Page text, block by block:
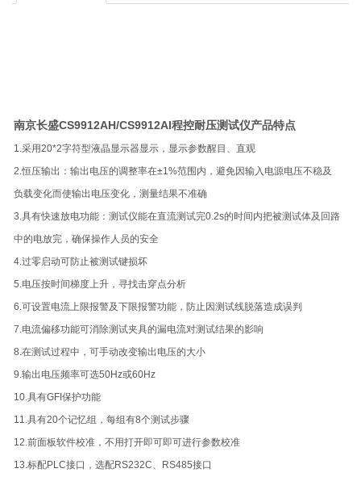
南京长盛CS9912AH/CS9912AI程控耐压测试仪产品特点
1.采用20*2字符型液晶显示器显示，显示参数醒目、直观
2.恒压输出：输出电压的调整率在±1%范围内，避免因输入电源电压不稳及
负载变化而使输出电压变化，测量结果不准确
3.具有快速放电功能：测试仪能在直流测试完0.2s的时间内把被测试体及回路
中的电放完，确保操作人员的安全
4.过零启动可防止被测试键损坏
5.电压按时间梯度上升，寻找击穿点分析
6.可设置电流上限报警及下限报警功能，防止因测试线脱落造成误判
7.电流偏移功能可消除测试夹具的漏电流对测试结果的影响
8.在测试过程中，可手动改变输出电压的大小
9.输出电压频率可选50Hz或60Hz
10.具有GFI保护功能
11.具有20个记忆组，每组有8个测试步骤
12.前面板软件校准，不用打开即可即可进行参数校准
13.标配PLC接口，选配RS232C、RS485接口